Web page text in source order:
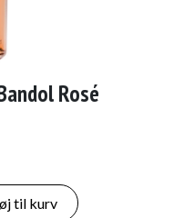
Rosé
til kurv